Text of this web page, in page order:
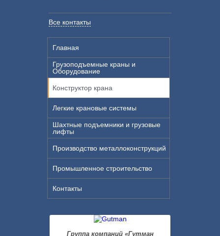
Все контакты
Группа компаний «Гутман
Главная
Грузоподъемные краны и
Оборудование
Конструктор крана
Легкие крановые системы
Шахтные подъемники и грузовые
лифты
Производство металлоконструкций
Промышленное строительство
Контакты